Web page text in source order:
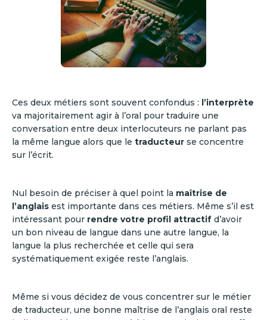
Ces deux métiers sont souvent confondus : l’interprète
va majoritairement agir à l’oral pour traduire une
conversation entre deux interlocuteurs ne parlant pas
la même langue alors que le traducteur se concentre
sur l’écrit.
Nul besoin de préciser à quel point la maîtrise de
l’anglais est importante dans ces métiers. Même s’il est
intéressant pour rendre votre profil attractif d’avoir
un bon niveau de langue dans une autre langue, la
langue la plus recherchée et celle qui sera
systématiquement exigée reste l’anglais.
Même si vous décidez de vous concentrer sur le métier
de traducteur, une bonne maîtrise de l’anglais oral reste